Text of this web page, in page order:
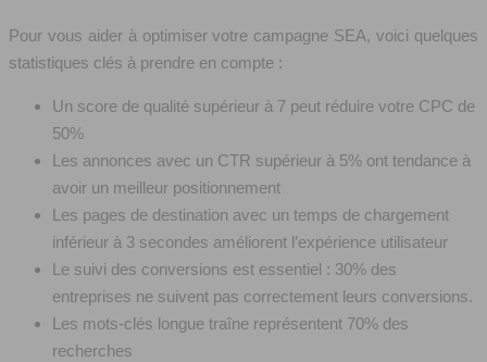
Pour vous aider à optimiser votre campagne SEA, voici quelques
statistiques clés à prendre en compte :
Un score de qualité supérieur à 7 peut réduire votre CPC de
50%
Les annonces avec un CTR supérieur à 5% ont tendance à
avoir un meilleur positionnement
Les pages de destination avec un temps de chargement
inférieur à 3 secondes améliorent l’expérience utilisateur
Le suivi des conversions est essentiel : 30% des
entreprises ne suivent pas correctement leurs conversions.
Les mots-clés longue traîne représentent 70% des
recherches